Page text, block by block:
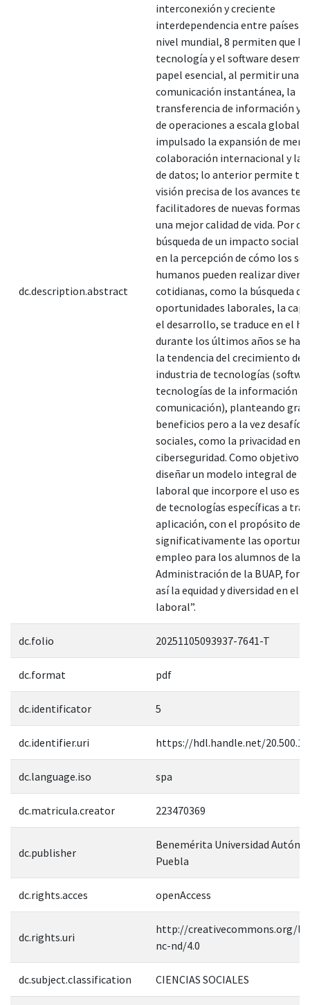
dc.description.abstract
interconexión y creciente
interdependencia entre países y
nivel mundial, 8 permiten que la
tecnología y el software
papel esencial, al permitir una
comunicación instantánea, la
transferencia de información y
de operaciones a escala global.
impulsado la expansión de
colaboración internacional y la
de datos; lo anterior permite
visión precisa de los avances
facilitadores de nuevas formas
una mejor calidad de vida. Por
búsqueda de un impacto social
en la percepción de cómo los
humanos pueden realizar
cotidianas, como la búsqueda de
oportunidades laborales, la
el desarrollo, se traduce en el
durante los últimos años se ha
la tendencia del crecimiento de
industria de tecnologías
tecnologías de la información y
comunicación), planteando
beneficios pero a la vez
sociales, como la privacidad en
ciberseguridad. Como objetivo
diseñar un modelo integral de
laboral que incorpore el uso
de tecnologías específicas a
aplicación, con el propósito de
significativamente las
empleo para los alumnos de la
Administración de la BUAP,
así la equidad y diversidad en el
laboral”.
dc.folio 20251105093937-7641-T
dc.format pdf
dc.identificator 5
dc.identifier.uri https://hdl.handle.net/
dc.language.iso spa
dc.matricula.creator 223470369
dc.publisher
Benemérita Universidad
Puebla
dc.rights.acces openAccess
dc.rights.uri
http://creativecommons.org/
nc-nd/4.0
dc.subject.classification CIENCIAS SOCIALES